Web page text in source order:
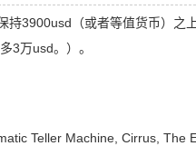
3900usd（或者等值货币）之
3万usd。）。
Teller Machine, Cirrus, The